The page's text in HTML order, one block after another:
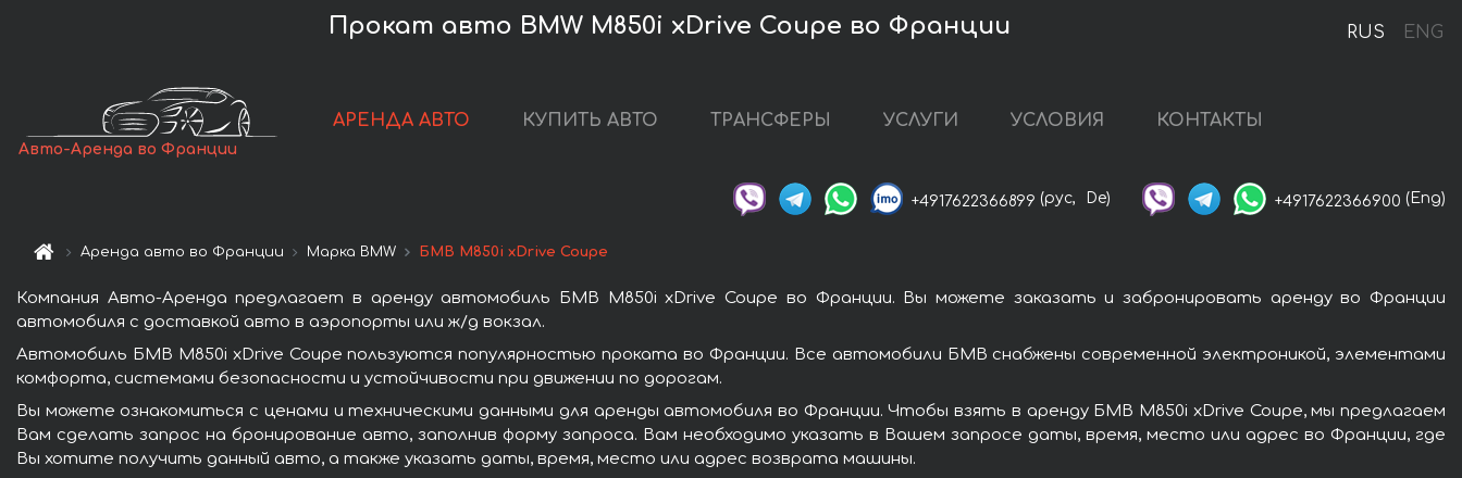
RUS ENG
Прокат авто BMW M850i xDrive Coupe во Франции
Авто-Аренда во Франции
АРЕНДА АВТО КУПИТЬ АВТО ТРАНСФЕРЫ УСЛУГИ УСЛОВИЯ КОНТАКТЫ
+4917622366899 (рус, De) +4917622366900 (Eng)
Аренда авто во Франции Марка BMW БМВ M850i xDrive Coupe
Компания Авто-Аренда предлагает в аренду автомобиль БМВ M850i xDrive Coupe во Франции. Вы можете заказать и забронировать аренду во Франции
автомобиля с доставкой авто в аэропорты или ж/д вокзал.
Автомобиль БМВ M850i xDrive Coupe пользуются популярностью проката во Франции. Все автомобили БМВ снабжены современной электроникой, элементами
комфорта, системами безопасности и устойчивости при движении по дорогам.
Вы можете ознакомиться с ценами и техническими данными для аренды автомобиля во Франции. Чтобы взять в аренду БМВ M850i xDrive Coupe, мы предлагаем
Вам сделать запрос на бронирование авто, заполнив форму запроса. Вам необходимо указать в Вашем запросе даты, время, место или адрес во Франции, где
Вы хотите получить данный авто, а также указать даты, время, место или адрес возврата машины.